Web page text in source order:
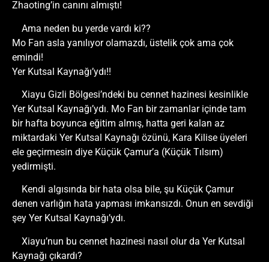
Zhaoting’in canını almıştı!
Ama neden bu yerde vardı ki??
Mo Fan asla yanılıyor olamazdı, üstelik çok ama çok
emindi!
Yer Kutsal Kaynağı’ydı!!
Xiayu Gizli Bölgesi’ndeki bu cennet hazinesi kesinlikle
Yer Kutsal Kaynağı’ydı. Mo Fan bir zamanlar içinde tam
bir hafta boyunca eğitim almış, hatta geri kalan az
miktardaki Yer Kutsal Kaynağı özünü, Kara Kilise üyeleri
ele geçirmesin diye Küçük Çamur’a (Küçük Tılsım)
yedirmişti.
Kendi algısında bir hata olsa bile, şu Küçük Çamur
denen varlığın hata yapması imkansızdı. Onun en sevdiği
şey Yer Kutsal Kaynağı’ydı.
Xiayu’nun bu cennet hazinesi nasıl olur da Yer Kutsal
Kaynağı çıkardı?